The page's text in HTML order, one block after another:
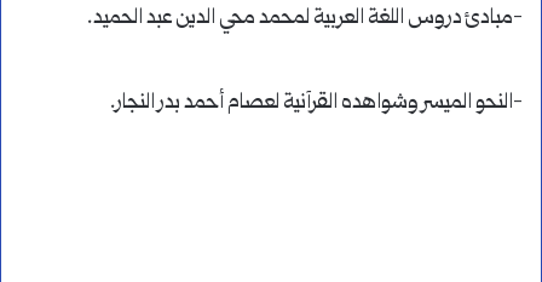
-مبادئ دروس اللغة العربية لمحمد محي الدين عبد الحميد.
-النحو الميسر وشواهده القرآنية لعصام أحمد بدر النجار.